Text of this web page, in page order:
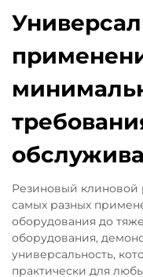
Резиновый клиновой
самых разных
оборудования до
оборудования,
универсальность,
практически для